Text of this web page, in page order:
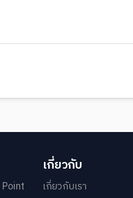
เกี่ยวกับ
เกี่ยวกับเรา